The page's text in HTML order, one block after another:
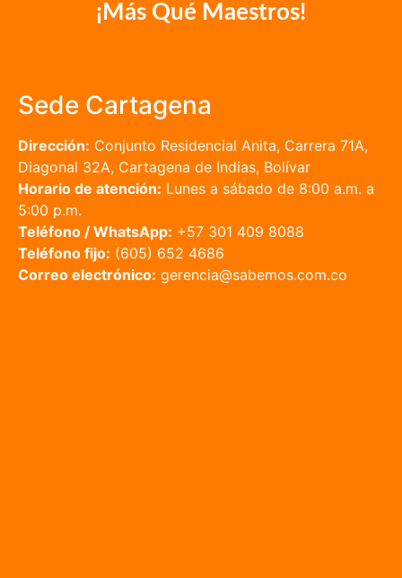
¡Más Qué Maestros!
Sede Cartagena
Dirección: Conjunto Residencial Anita, Carrera 71A,
Diagonal 32A, Cartagena de Indias, Bolívar
Horario de atención: Lunes a sábado de 8:00 a.m. a
5:00 p.m.
Teléfono / WhatsApp: +57 301 409 8088
Teléfono fijo: (605) 652 4686
Correo electrónico: gerencia@sabemos.com.co